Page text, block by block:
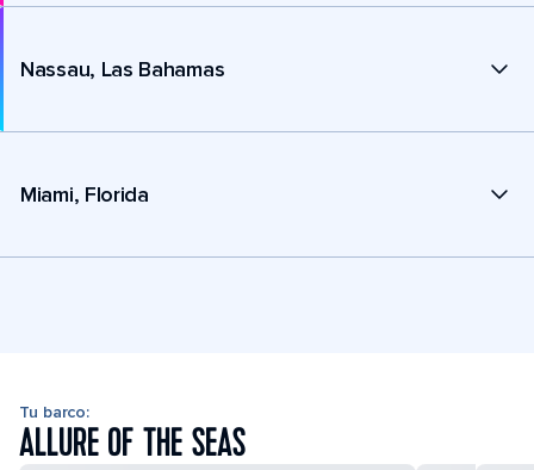
Nassau, Las Bahamas
Miami, Florida
Tu barco:
ALLURE OF THE SEAS